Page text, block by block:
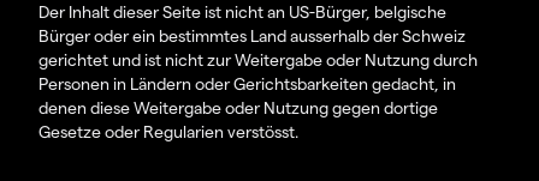
Der Inhalt dieser Seite ist nicht an US-Bürger, belgische
Bürger oder ein bestimmtes Land ausserhalb der Schweiz
gerichtet und ist nicht zur Weitergabe oder Nutzung durch
Personen in Ländern oder Gerichtsbarkeiten gedacht, in
denen diese Weitergabe oder Nutzung gegen dortige
Gesetze oder Regularien verstösst.